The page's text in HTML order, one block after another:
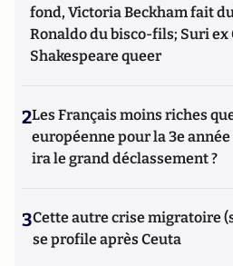
fond, Victoria Beckham fait
Ronaldo du bisco-fils; Suri ex
Shakespeare queer
2Les Français moins riches
européenne pour la 3e
ira le grand déclassement ?
3Cette autre crise migratoire
se profile après Ceuta